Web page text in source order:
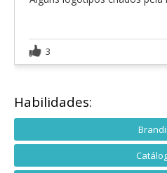
3
Habilidades: